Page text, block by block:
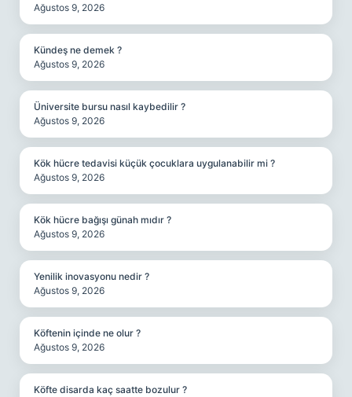
Ağustos 9, 2026
Kündeş ne demek ?
Ağustos 9, 2026
Üniversite bursu nasıl kaybedilir ?
Ağustos 9, 2026
Kök hücre tedavisi küçük çocuklara uygulanabilir mi ?
Ağustos 9, 2026
Kök hücre bağışı günah mıdır ?
Ağustos 9, 2026
Yenilik inovasyonu nedir ?
Ağustos 9, 2026
Köftenin içinde ne olur ?
Ağustos 9, 2026
Köfte disarda kaç saatte bozulur ?